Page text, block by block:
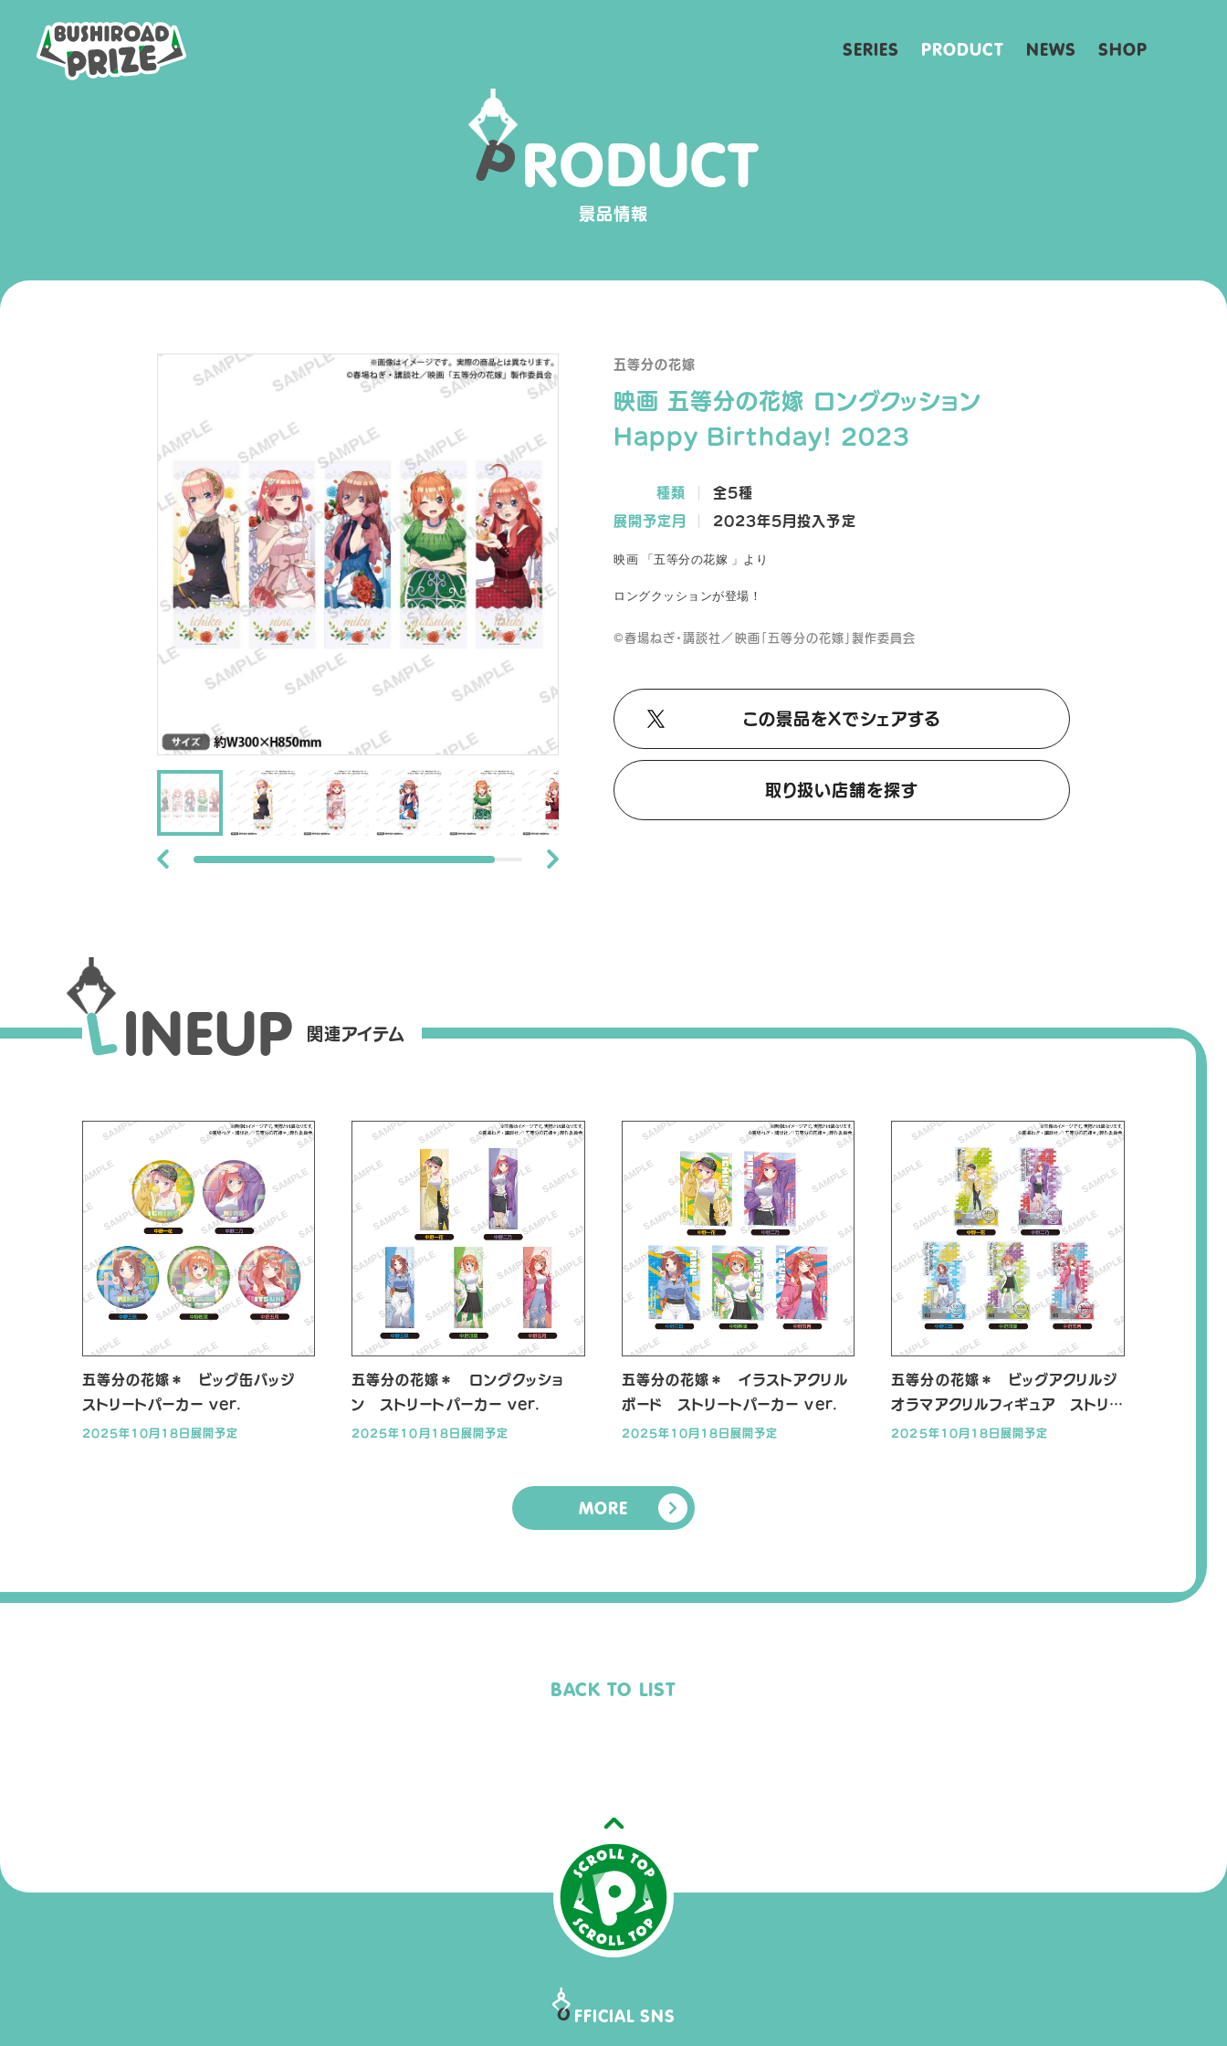
B
U
R
SERIES PRODUCT NEWS SHOP
PRODUCT
景品情報
五等分の花嫁
映画 五等分の花嫁 ロングクッション
Happy Birthday! 2023
種類 全5種
展開予定月 2023年5月投入予定
映画 「五等分の花嫁 」より
ロングクッションが登場！
©春場ねぎ・講談社／映画「五等分の花嫁」製作委員会
この景品をXでシェアする
取り扱い店舗を探す
LINEUP 関連アイテム
五等分の花嫁＊ ビッグ缶バッジ
ストリートパーカー ver.
2025年10月18日展開予定
五等分の花嫁＊ ロングクッショ
ン ストリートパーカー ver.
2025年10月18日展開予定
五等分の花嫁＊ イラストアクリル
ボード ストリートパーカー ver.
2025年10月18日展開予定
五等分の花嫁＊ ビッグアクリルジ
オラマアクリルフィギュア ストリー
トパーカー ver.
2025年10月18日展開予定
MORE
BACK TO LIST
O
FFICIAL SNS